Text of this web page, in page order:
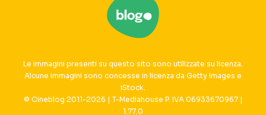
Le immagini presenti su questo sito sono utilizzate su licenza.
Alcune immagini sono concesse in licenza da Getty Images e
iStock.
© Cineblog 2011-2026 | T-Mediahouse P. IVA 06933670967 |
1.77.0